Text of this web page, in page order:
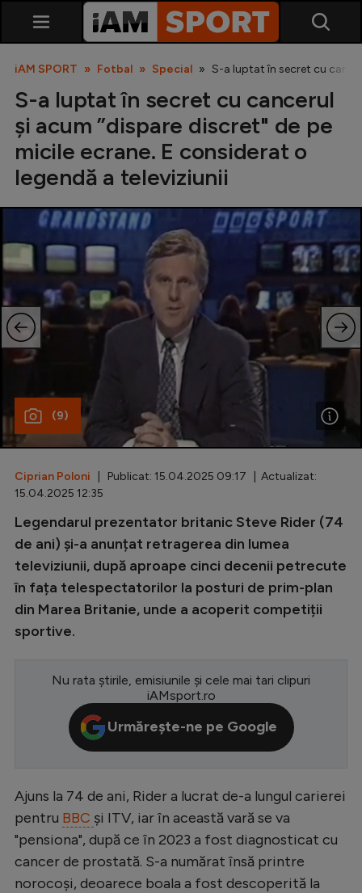
SuperLiga
Liga 2
Cupa României
Echipa Națională
U21
Fotbal feminin
Diverse
Inedit
Clasamente
Champions League
Europa League
Premier League
LaLiga
Ligue 1
Campionate
Starurile fotbalului
iAM SPORT Fotbal Special S-a luptat în secret cu
S-a luptat în secret cu cancerul
și acum ”dispare discret" de pe
micile ecrane. E considerat o
legendă a televiziunii
(9)
Ciprian Poloni | Publicat: 15.04.2025 09:17 | Actualizat:
15.04.2025 12:35
Legendarul prezentator britanic Steve Rider (74
de ani) și-a anunțat retragerea din lumea
televiziunii, după aproape cinci decenii petrecute
în fața telespectatorilor la posturi de prim-plan
din Marea Britanie, unde a acoperit competiții
sportive.
Nu rata știrile, emisiunile și cele mai tari clipuri
iAMsport.ro
Urmărește-ne pe Google
Ajuns la 74 de ani, Rider a lucrat de-a lungul carierei
pentru BBC și ITV, iar în această vară se va
"pensiona", după ce în 2023 a fost diagnosticat cu
cancer de prostată. S-a numărat însă printre
norocoși, deoarece boala a fost descoperită la